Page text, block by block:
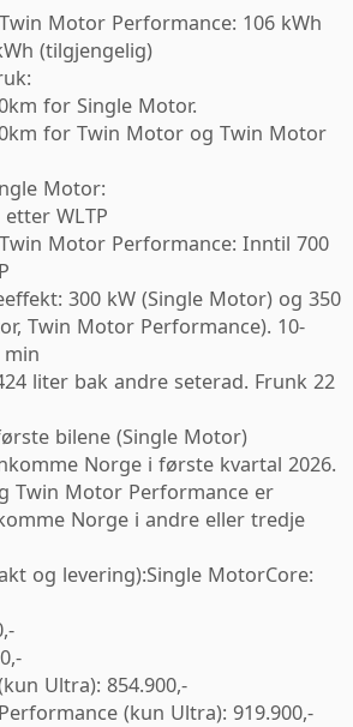
Motor Performance: 106 kWh
(tilgjengelig)
for Single Motor.
for Twin Motor og Twin Motor
Motor:
WLTP
Motor Performance: Inntil 700
300 kW (Single Motor) og 350
Twin Motor Performance). 10-
min
liter bak andre seterad. Frunk 22
bilene (Single Motor)
Norge i første kvartal 2026.
Twin Motor Performance er
Norge i andre eller tredje
og levering):Single MotorCore:
Ultra): 854.900,-
(kun Ultra): 919.900,-